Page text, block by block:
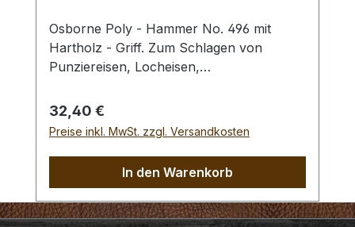
Osborne Poly - Hammer No. 496 mit
Hartholz - Griff. Zum Schlagen von
Punziereisen, Locheisen,
Schlagfläche. Wenig Rückschlag durch
schlagabsorbierenden Poly -
Hammerkopf. 240 gr Gesamtgewicht /
Regulärer Preis:
32,40 €
Preise inkl. MwSt. zzgl. Versandkosten
In den Warenkorb